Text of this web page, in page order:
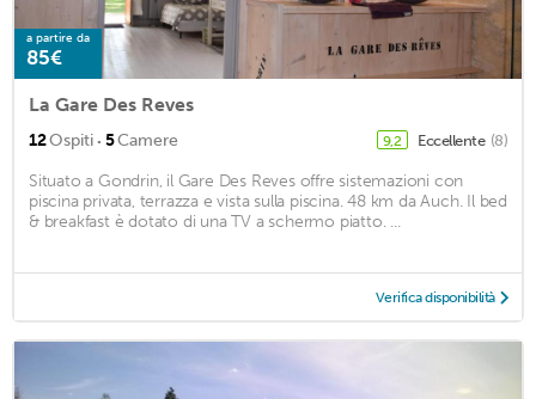
a partire da
85€
La Gare Des Reves
12Ospiti · 5Camere 9,2 Eccellente (8)
Situato a Gondrin, il Gare Des Reves offre sistemazioni con
piscina privata, terrazza e vista sulla piscina. 48 km da Auch. Il bed
& breakfast è dotato di una TV a schermo piatto. ...
Verifica disponibilità